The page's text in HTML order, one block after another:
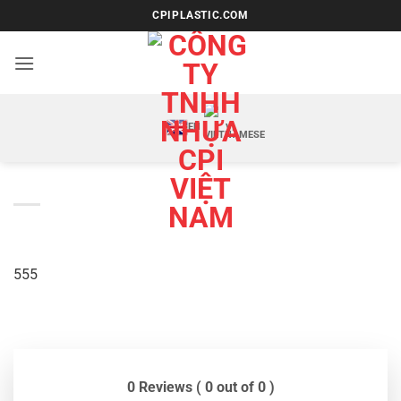
qua
nội
CPIPLASTIC.COM
EN VI
555
0 Reviews ( 0 out of 0 )